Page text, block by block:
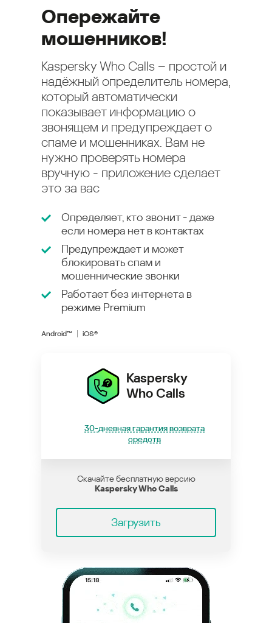
Опережайте
мошенников!
Kaspersky Who Calls – простой и
надёжный определитель номера,
который автоматически
показывает информацию о
звонящем и предупреждает о
спаме и мошенниках. Вам не
нужно проверять номера
вручную - приложение сделает
это за вас
Определяет, кто звонит - даже
если номера нет в контактах
Предупреждает и может
блокировать спам и
мошеннические звонки
Работает без интернета в
режиме Premium
Android™ iOS®
Kaspersky
Who Calls
30-дневная гарантия возврата
средств
Скачайте бесплатную версию
Kaspersky Who Calls
Загрузить